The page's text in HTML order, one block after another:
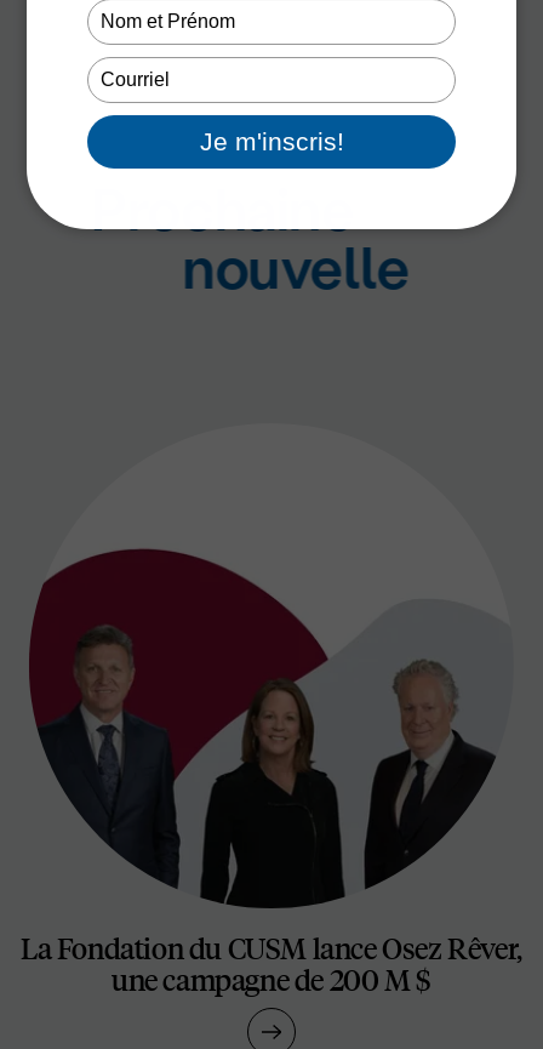
Prochaine
nouvelle
La Fondation du CUSM lance Osez Rêver,
une campagne de 200 M $
Type
your
name
Type
your
email
Je m'inscris!